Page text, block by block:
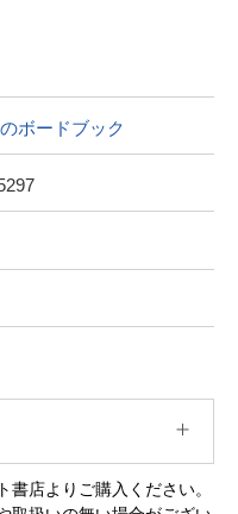
ボードブック
店よりご購入ください。